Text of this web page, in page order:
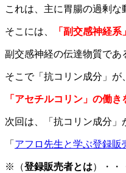
これは、主に胃腸の過剰な
そこには、 「副交感神経系」
副交感神経の伝達物質であ
そこで「抗コリン成分」が
「アセチルコリン」の働き
次回は、「抗コリン成分」
「 アフロ先生と学ぶ登録販
※（登録販売者とは）・・